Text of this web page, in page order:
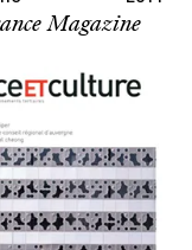
Magazine